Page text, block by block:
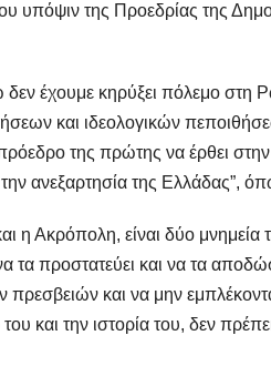
υπόψιν της Προεδρίας της
έχουμε κηρύξει πόλεμο στη
και ιδεολογικών
της πρώτης να έρθει
ανεξαρτησία της Ελλάδας”,
η Ακρόπολη, είναι δύο μνημεία
τα προστατεύει και να τα
και να μην
και την ιστορία του, δεν